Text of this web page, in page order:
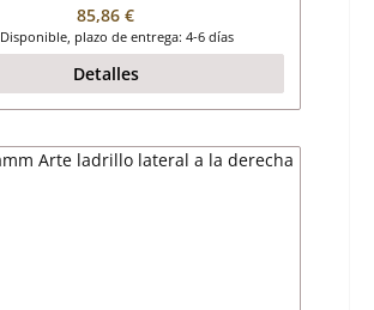
Precio normal:
85,86 €
Disponible, plazo de entrega: 4-6 días
Detalles